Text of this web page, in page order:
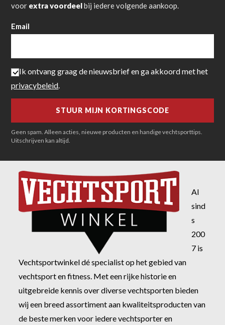
voor extra voordeelbij iedere volgende aankoop.
Email
Ik ontvang graag de nieuwsbrief en ga akkoord met het
privacybeleid
Geen spam. Alleen acties, nieuwe producten en handige vechtsporttips.
Uitschrijven kan altijd.
Al
sind
s
200
7 is
Vechtsportwinkel dé specialist op het gebied van
vechtsport en fitness. Met een rijke historie en
uitgebreide kennis over diverse vechtsporten bieden
wij een breed assortiment aan kwaliteitsproducten van
de beste merken voor iedere vechtsporter en